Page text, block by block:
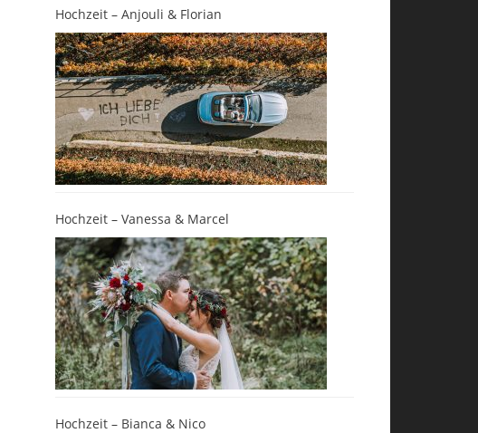
Hochzeit – Anjouli & Florian
Hochzeit – Vanessa & Marcel
Hochzeit – Bianca & Nico